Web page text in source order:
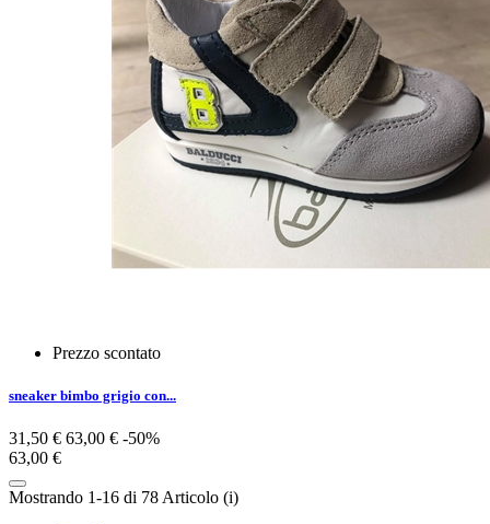
Prezzo scontato
sneaker bimbo grigio con...
31,50 € 63,00 € -50%
63,00 €
Mostrando 1-16 di 78 Articolo (i)